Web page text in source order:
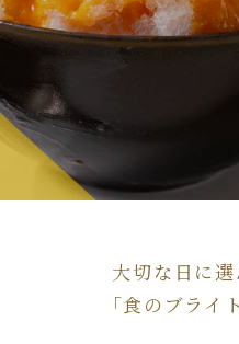
大切な日に
「食のブライ